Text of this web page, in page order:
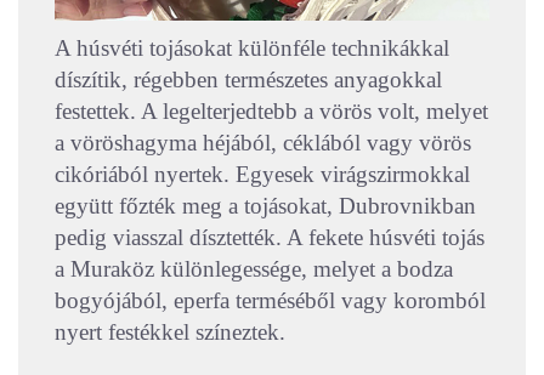
A húsvéti tojásokat különféle technikákkal
díszítik, régebben természetes anyagokkal
festettek. A legelterjedtebb a vörös volt, melyet
a vöröshagyma héjából, céklából vagy vörös
cikóriából nyertek. Egyesek virágszirmokkal
együtt főzték meg a tojásokat, Dubrovnikban
pedig viasszal dísztették. A fekete húsvéti tojás
a Muraköz különlegessége, melyet a bodza
bogyójából, eperfa terméséből vagy koromból
nyert festékkel színeztek.